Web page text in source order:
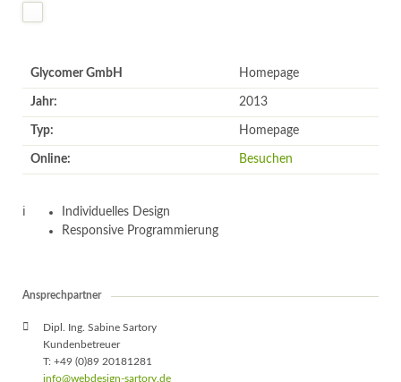
Glycomer GmbH Homepage
Jahr: 2013
Typ: Homepage
Online: Besuchen
Individuelles Design
Responsive Programmierung
Ansprechpartner
Dipl. Ing. Sabine Sartory
Kundenbetreuer
T: +49 (0)89 20181281
info@webdesign-sartory.de